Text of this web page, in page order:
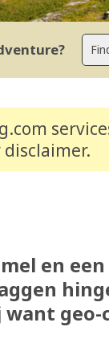
.
en
want